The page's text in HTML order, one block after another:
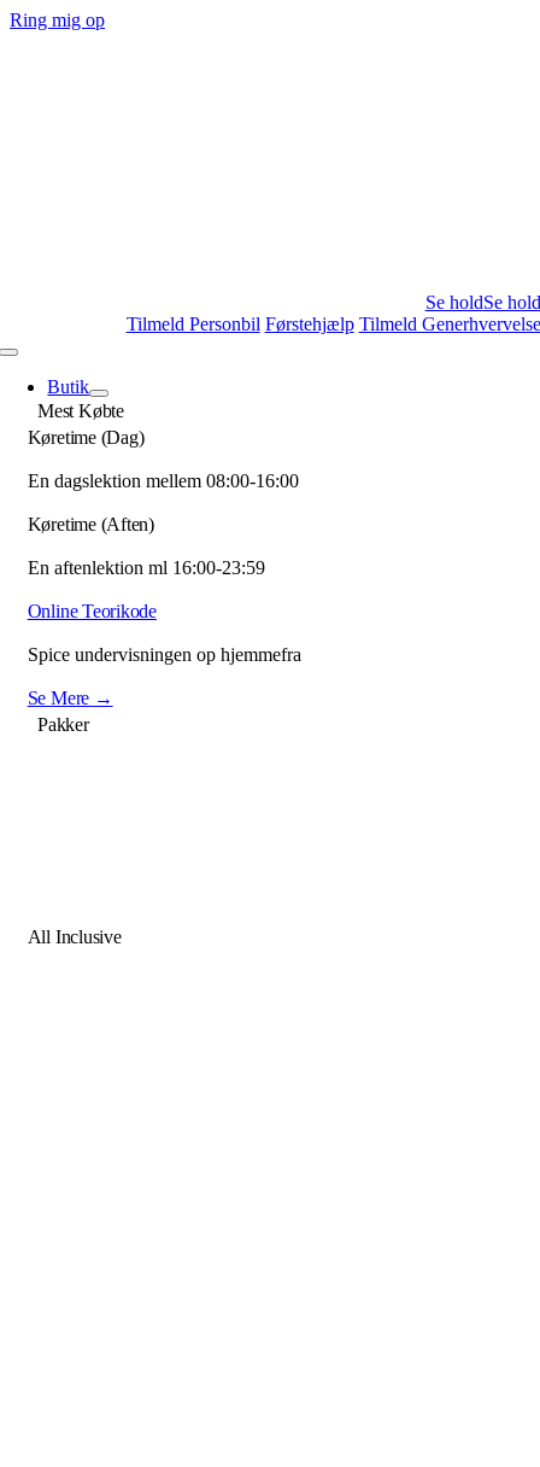
Ring mig opSkip
Se holdSe hold
Tilmeld Personbil Førstehjælp Tilmeld Generhvervelse
Toggle
Navigation
Butik
Mest Købte
Køretime (Dag)
En dagslektion mellem 08:00-16:00
Køretime (Aften)
En aftenlektion ml 16:00-23:59
Online Teorikode
Spice undervisningen op hjemmefra
Se Mere →
Pakker
All Inclusive